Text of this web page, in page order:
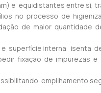
e equidistantes entre si,
no processo de
de maior quantidade
e superfície interna isenta
fixação de impurezas e
empilhamento